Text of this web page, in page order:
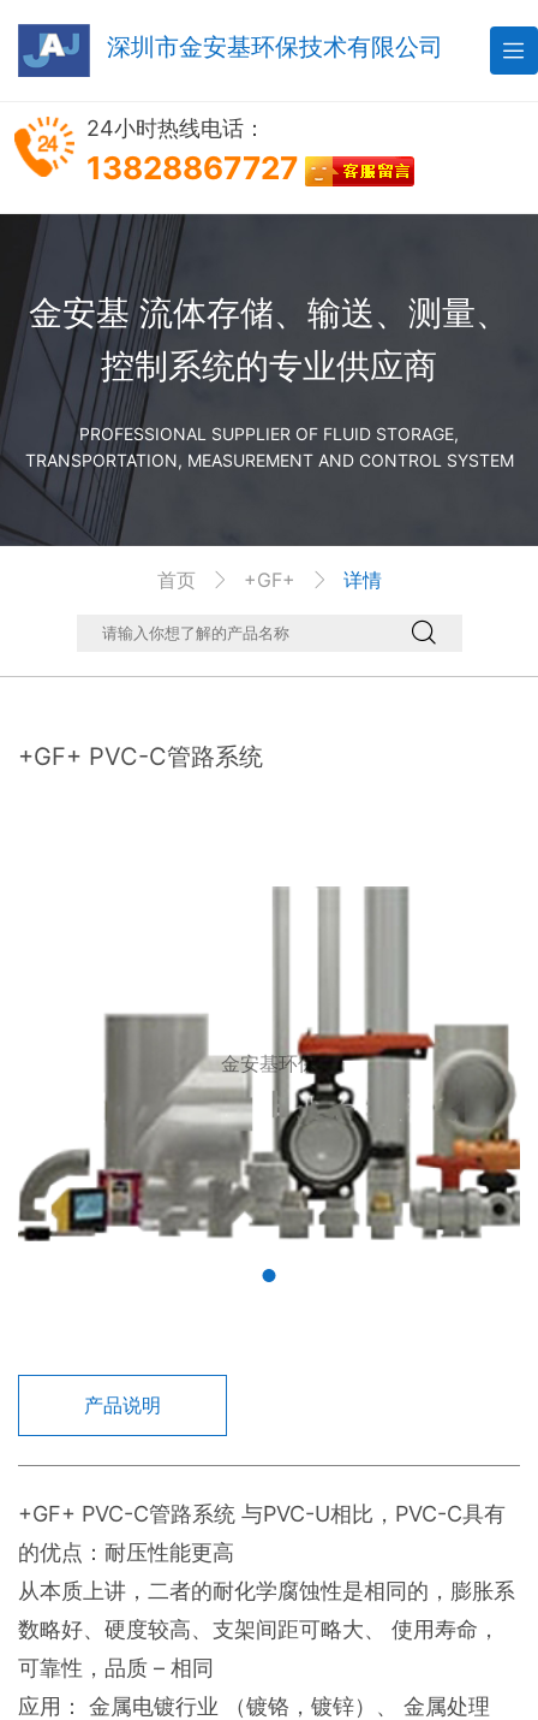
深圳市金安基环保技术有限公司 
24小时热线电话：
13828867727
金安基 流体存储、输送、测量、
控制系统的专业供应商
PROFESSIONAL SUPPLIER OF FLUID STORAGE,
TRANSPORTATION, MEASUREMENT AND CONTROL SYSTEM
首页  +GF+  详情

+GF+ PVC-C管路系统
金安基环保
产品说明
+GF+ PVC-C管路系统 与PVC-U相比，PVC-C具有
的优点：耐压性能更高
从本质上讲，二者的耐化学腐蚀性是相同的，膨胀系
数略好、硬度较高、支架间距可略大、 使用寿命，
可靠性，品质 – 相同
应用： 金属电镀行业 （镀铬，镀锌）、 金属处理